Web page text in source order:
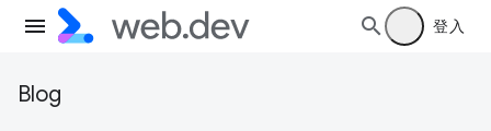
登入
Blog